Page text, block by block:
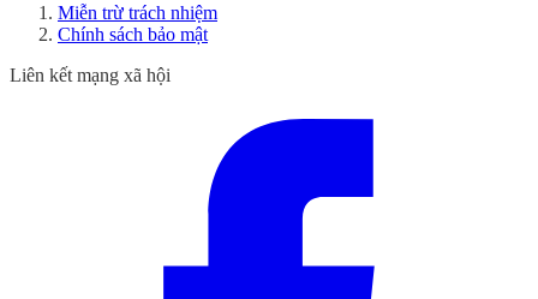
Miễn trừ trách nhiệm
Chính sách bảo mật
Liên kết mạng xã hội